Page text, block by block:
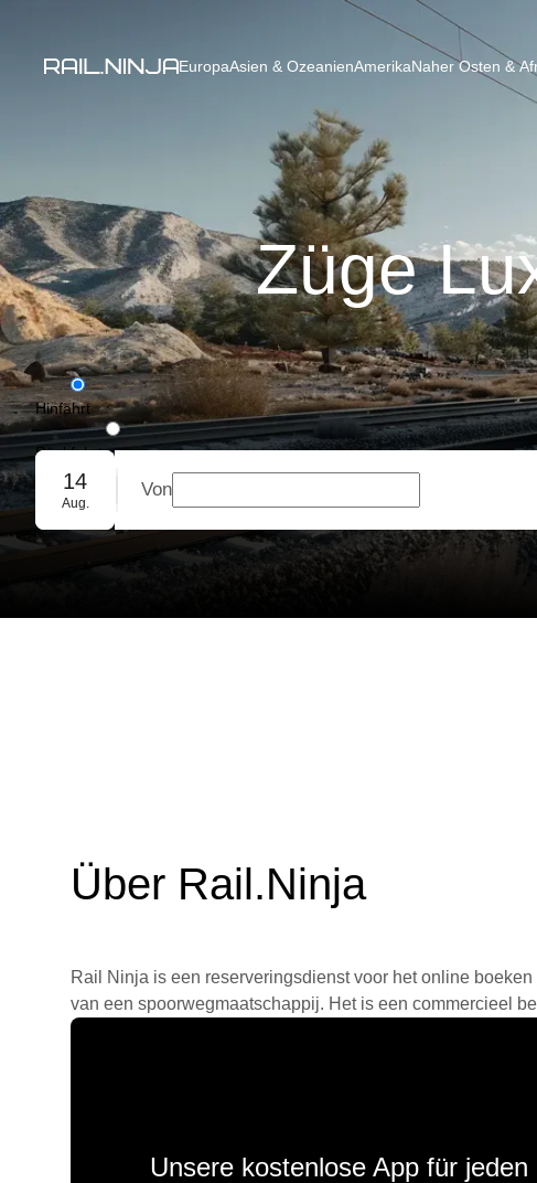
EuropaAsien & OzeanienAmerikaNaher Osten &
Züge
Hinfahrt
Rückfahrt
Gruppenbuchung
14
Aug.
Von
Über Rail.Ninja
Rail Ninja is een reserveringsdienst voor het online
van een spoorwegmaatschappij. Het is een commercieel
Unsere kostenlose App für